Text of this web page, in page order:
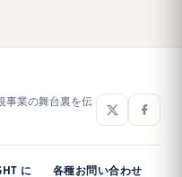
事業の舞台裏を伝
に 各種お問い合わせ